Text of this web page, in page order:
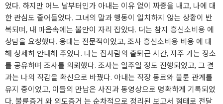
었다. 하지만 어느 날부터인가 아내는 이유 없이 짜증을 내고, 나에 대
한 관심도 줄어들었다. 그녀의 말과 행동이 일치하지 않는 상황이 반
복되며, 내 마음속에는 불안이 자리 잡았다. 더는 참지 흥신소비용 에
상담을 요청했다. 응대는 전문적이었고, 조사흥신소비용 비용 에 대
해 상세히 안내해 주었다. 나는 집사람의 출퇴근 시간, 자주 가는 장소
를 공유하며 조사를 의뢰했다. 조사는 일주일 정도 진행되었고, 그 결
과는 나의 직감을 확신으로 바꿨다. 아내는 직장 동료와 불륜 관계를
유지 중이었고, 이들의 만남은 사진과 동영상으로 명확하게 기록되었
다. 불륜증거 와 외도증거 는 순차적으로 정리된 보고서 형태로 전달